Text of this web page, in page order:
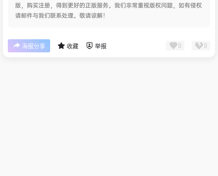
请邮件与我们联系处理。敬请谅解！